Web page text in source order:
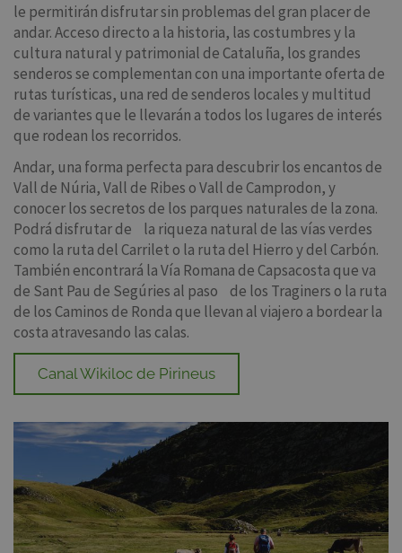
le permitirán disfrutar sin problemas del gran placer de
andar. Acceso directo a la historia, las costumbres y la
cultura natural y patrimonial de Cataluña, los grandes
senderos se complementan con una importante oferta de
rutas turísticas, una red de senderos locales y multitud
de variantes que le llevarán a todos los lugares de interés
que rodean los recorridos.
Andar, una forma perfecta para descubrir los encantos de
Vall de Núria, Vall de Ribes o Vall de Camprodon, y
conocer los secretos de los parques naturales de la zona.
Podrá disfrutar de la riqueza natural de las vías verdes
como la ruta del Carrilet o la ruta del Hierro y del Carbón.
También encontrará la Vía Romana de Capsacosta que va
de Sant Pau de Segúries al paso de los Traginers o la ruta
de los Caminos de Ronda que llevan al viajero a bordear la
costa atravesando las calas.
Canal Wikiloc de Pirineus